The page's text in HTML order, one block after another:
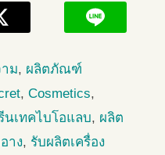
ม, ผลิตภัณฑ์
, Cosmetics,
นเทคไบโอแลบ, ผลิต
าง, รับผลิตเครื่อง